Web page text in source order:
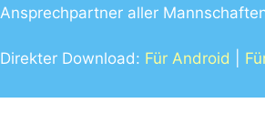
Ansprechpartner aller
Direkter Download: Für Android